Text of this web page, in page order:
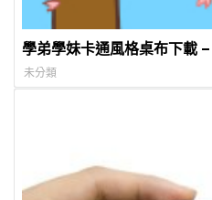
學弟學妹卡通風格桌布下載
未分類